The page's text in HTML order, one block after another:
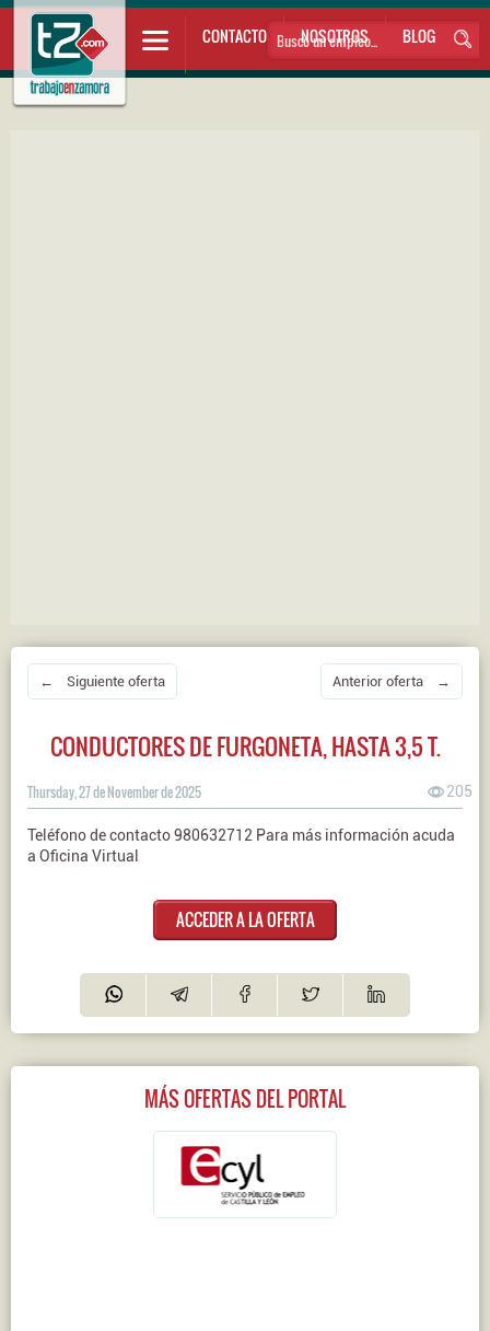
CONTACTO NOSOTROS BLOG
← Siguiente oferta Anterior oferta →
CONDUCTORES DE FURGONETA, HASTA 3,5 T.
Thursday, 27 de November de 2025 205
Teléfono de contacto 980632712 Para más información acuda
a Oficina Virtual
ACCEDER A LA OFERTA
MÁS OFERTAS DEL PORTAL